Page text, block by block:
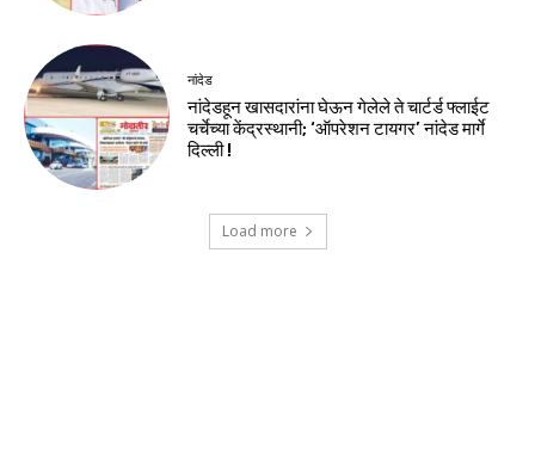
नांदेड
नांदेडहून खासदारांना घेऊन गेलेले ते चार्टर्ड फ्लाईट
चर्चेच्या केंद्रस्थानी; ‘ऑपरेशन टायगर’ नांदेड मार्गे
दिल्ली !
Load more